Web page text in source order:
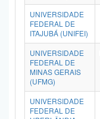
UNIVERSIDADE
FEDERAL DE
ITAJUBÁ (UNIFEI)
UNIVERSIDADE
FEDERAL DE
MINAS GERAIS
(UFMG)
UNIVERSIDADE
FEDERAL DE